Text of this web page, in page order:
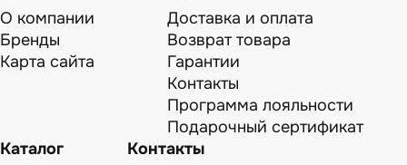
О компании
Бренды
Карта сайта
Доставка и оплата
Возврат товара
Гарантии
Контакты
Программа лояльности
Подарочный сертификат
Каталог
Контакты